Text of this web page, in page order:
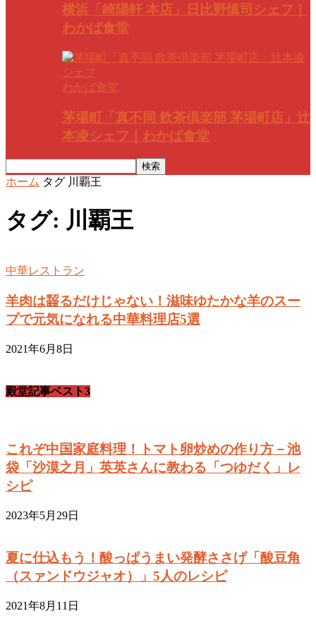
横浜「崎陽軒 本店」日比野慎司シェフ｜
わかば食堂
わかば食堂
茅場町「真不同 飲茶倶楽部 茅場町店」辻
本凌シェフ｜わかば食堂
ホーム タグ 川覇王
タグ: 川覇王
中華レストラン
羊肉は齧るだけじゃない！滋味ゆたかな羊のスー
プで元気になれる中華料理店5選
2021年6月8日
殿堂記事ベスト3
これぞ中国家庭料理！トマト卵炒めの作り方－池
袋「沙漠之月」英英さんに教わる「つゆだく」レ
シピ
2023年5月29日
夏に仕込もう！酸っぱうまい発酵ささげ「酸豆角
（スァンドウジャオ）」5人のレシピ
2021年8月11日